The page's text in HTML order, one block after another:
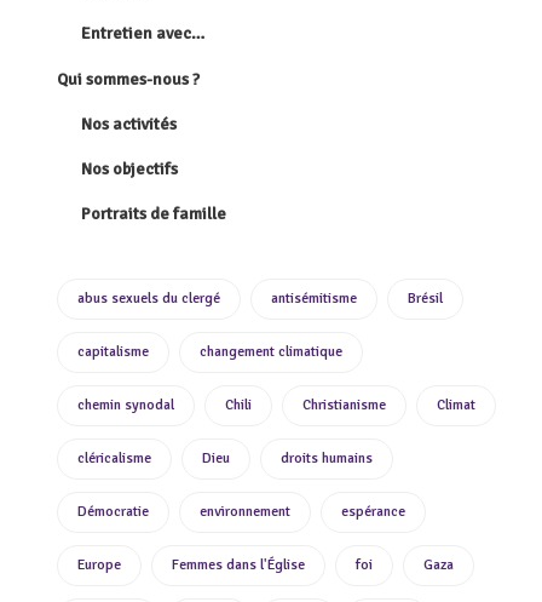
Entretien avec…
Qui sommes-nous ?
Nos activités
Nos objectifs
Portraits de famille
abus sexuels du clergé antisémitisme Brésil
capitalisme changement climatique
chemin synodal Chili Christianisme Climat
cléricalisme Dieu droits humains
Démocratie environnement espérance
Europe Femmes dans l'Église foi Gaza